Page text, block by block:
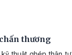
thương